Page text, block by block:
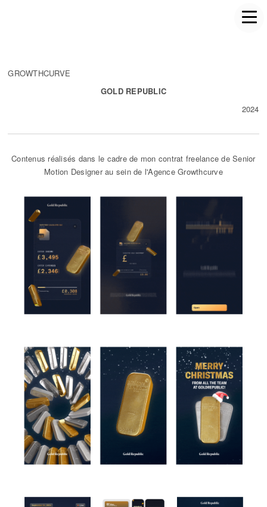
GROWTHCURVE
GOLD REPUBLIC
2024
Contenus réalisés dans le cadre de mon contrat freelance de Senior
Motion Designer au sein de l'Agence Growthcurve